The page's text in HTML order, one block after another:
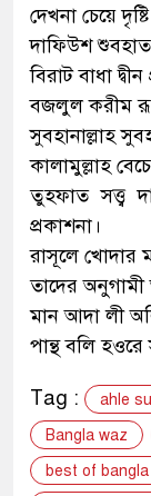
দেখনা চেয়ে
দাফিউশ
বিরাট বাধা
বজলুল করীম
সুবহানাল্লাহ
কালামুল্লাহ
তুহফাত সত্ত্ব
প্রকাশনা।
রাসূলে খোদার
তাদের অনুগামী
মান আদা লী
পান্থ বলি
Tag : ahle
Bangla waz
best of bangla